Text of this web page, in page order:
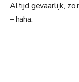
Altijd gevaarlijk,
– haha.